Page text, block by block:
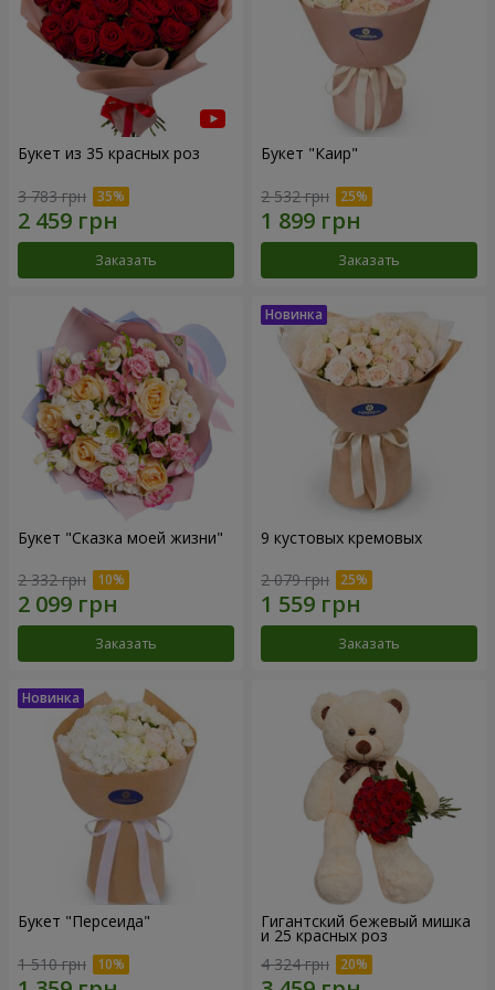
Букет из 35 красных роз
3 783 грн
Заказать
Букет "Каир"
2 532 грн
Заказать
Букет "Сказка моей жизни"
2 332 грн
Заказать
9 кустовых кремовых
2 079 грн
Заказать
Букет "Персеида"
1 510 грн
Гигантский бежевый мишка
и 25 красных роз
4 324 грн